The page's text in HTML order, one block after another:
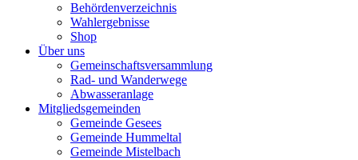
Behördenverzeichnis
Wahlergebnisse
Shop
Über uns
Gemeinschaftsversammlung
Rad- und Wanderwege
Abwasseranlage
Mitgliedsgemeinden
Gemeinde Gesees
Gemeinde Hummeltal
Gemeinde Mistelbach